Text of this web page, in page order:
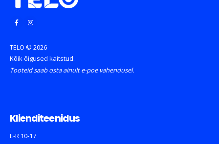
TELO © 2026
Kõik õigused kaitstud.
Tooteid saab osta ainult e-poe vahendusel.
Klienditeenidus
E-R 10-17